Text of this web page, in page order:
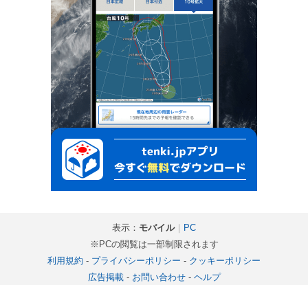
表示： モバイル｜ PC
※PCの閲覧は一部制限されます
利用規約 - プライバシーポリシー - クッキーポリシー
広告掲載- お問い合わせ- ヘルプ